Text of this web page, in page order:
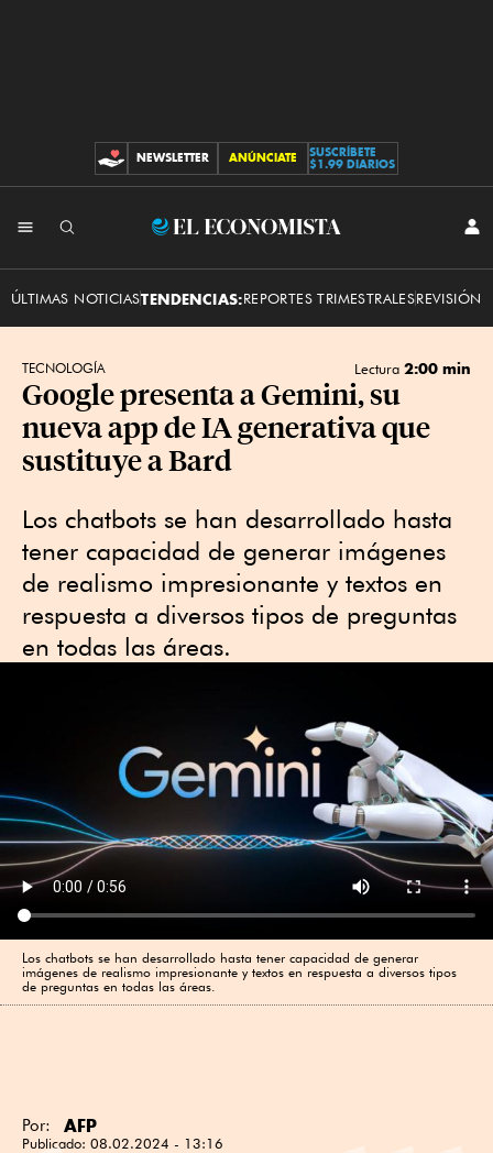
CONTRIBUCIONES
NEWSLETTER ANÚNCIATE
SUSCRÍBETE
$1.99 DIARIOS
El
ÚLTIMAS NOTICIASTENDENCIAS:REPORTES TRIMESTRALESREVISIÓN
TECNOLOGÍA Lectura 2:00 min
Google presenta a Gemini, su
nueva app de IA generativa que
sustituye a Bard
Los chatbots se han desarrollado hasta
tener capacidad de generar imágenes
de realismo impresionante y textos en
respuesta a diversos tipos de preguntas
en todas las áreas.
Los chatbots se han desarrollado hasta tener capacidad de generar
imágenes de realismo impresionante y textos en respuesta a diversos tipos
de preguntas en todas las áreas.
Por: AFP
Publicado: 08.02.2024 - 13:16